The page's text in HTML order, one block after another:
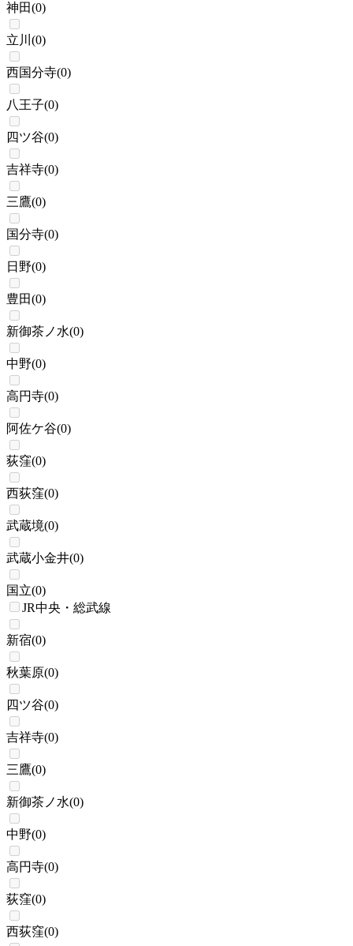
神田(0)
立川 (0)
西国分寺(0)
八王子(0)
四ツ谷(0)
吉祥寺(0)
三鷹(0)
国分寺(0)
日野(0)
豊田(0)
新御茶ノ水(0)
中野(0)
高円寺(0)
阿佐ケ谷(0)
荻窪(0)
西荻窪(0)
武蔵境(0)
武蔵小金井(0)
国立(0)
JR中央・総武線
新宿(0)
秋葉原(0)
四ツ谷(0)
吉祥寺(0)
三鷹(0)
新御茶ノ水(0)
中野(0)
高円寺(0)
荻窪(0)
西荻窪(0)